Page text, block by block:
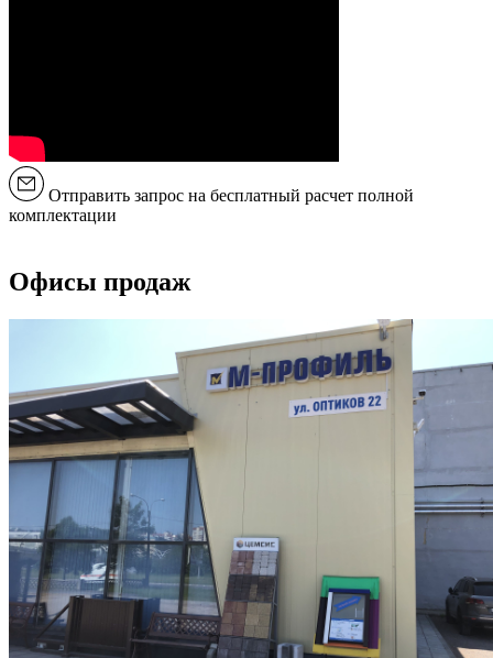
Отправить запрос на бесплатный расчет полной
комплектации
Офисы продаж